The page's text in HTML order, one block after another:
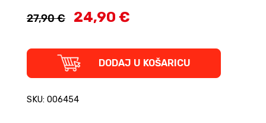
27,90 € 24,90 €
LEGO
Potter
Encyclopedia
DODAJ U KOŠARICU
SKU: 006454